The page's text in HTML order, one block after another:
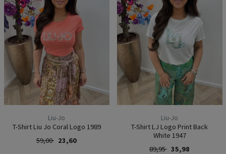
Liu-Jo
T-Shirt Liu Jo Coral Logo 1989
59,00 23,60
Liu-Jo
T-Shirt LJ Logo Print Back
White 1947
89,95 35,98